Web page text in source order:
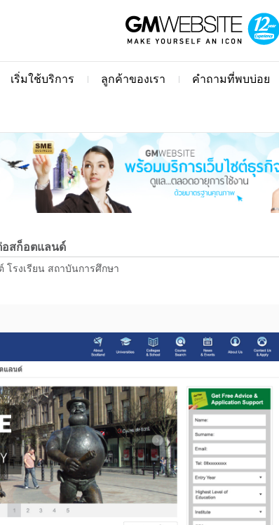
เริ่มใช้บริการ ลูกค้าของเรา คำถามที่พบบ่อย
อสก็อตแลนด์
โรงเรียน สถาบันการศึกษา